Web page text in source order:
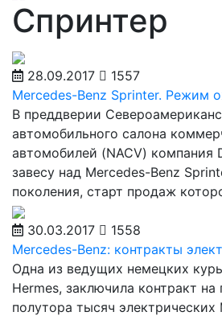
Спринтер
28.09.2017
1557
Mercedes-Benz Sprinter. Режим
В преддверии
автомобильного салона
автомобилей (NACV) компания
завесу над Mercedes-Benz
поколения, старт продаж
30.03.2017
1558
Mercedes-Benz: контракты
Одна из ведущих немецких
Hermes, заключила контракт на
полутора тысяч